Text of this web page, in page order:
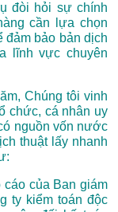
đòi hỏi sự chính
cần lựa chọn
đảm bảo bản dịch
lĩnh vực chuyên
Chúng tôi vinh
chức, cá nhân uy
nguồn vốn nước
thuật lấy nhanh
cáo của Ban giám
ty kiểm toán độc